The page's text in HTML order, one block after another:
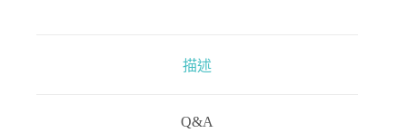
描述
Q&A